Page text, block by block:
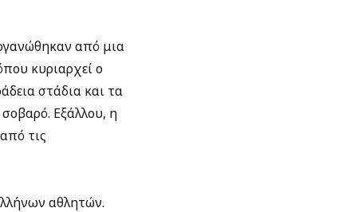
από μια
κυριαρχεί ο
στάδια και τα
Εξάλλου, η
τις
αθλητών.